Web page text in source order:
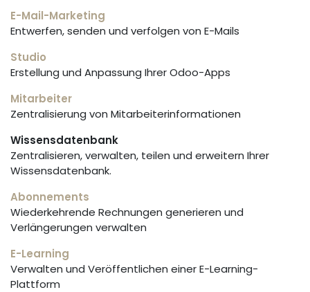
E-Mail-Marketing
Entwerfen, senden und verfolgen von E-Mails
Studio
Erstellung und Anpassung Ihrer Odoo-Apps
Mitarbeiter
Zentralisierung von Mitarbeiterinformationen
Wissensdatenbank
Zentralisieren, verwalten, teilen und erweitern Ihrer
Wissensdatenbank.
Abonnements
Wiederkehrende Rechnungen generieren und
Verlängerungen verwalten
E-Learning
Verwalten und Veröffentlichen einer E-Learning-
Plattform